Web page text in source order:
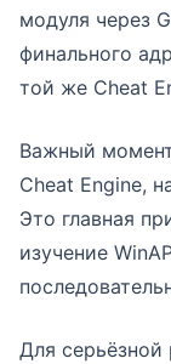
модуля через
финального
той же Cheat
Важный
Cheat Engine,
Это главная
изучение
Для серьёзной